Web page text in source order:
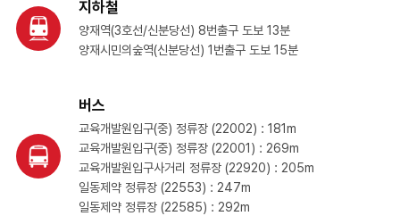
지하철
양재역(3호선/신분당선) 8번출구 도보 13분
양재시민의숲역(신분당선) 1번출구 도보 15분
버스
교육개발원입구(중) 정류장 (22002) : 181m
교육개발원입구(중) 정류장 (22001) : 269m
교육개발원입구사거리 정류장 (22920) : 205m
일동제약 정류장 (22553) : 247m
일동제약 정류장 (22585) : 292m